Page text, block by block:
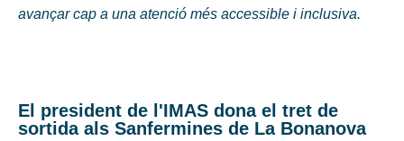
avançar cap a una atenció més accessible i inclusiva.
El president de l'IMAS dona el tret de
sortida als Sanfermines de La Bonanova